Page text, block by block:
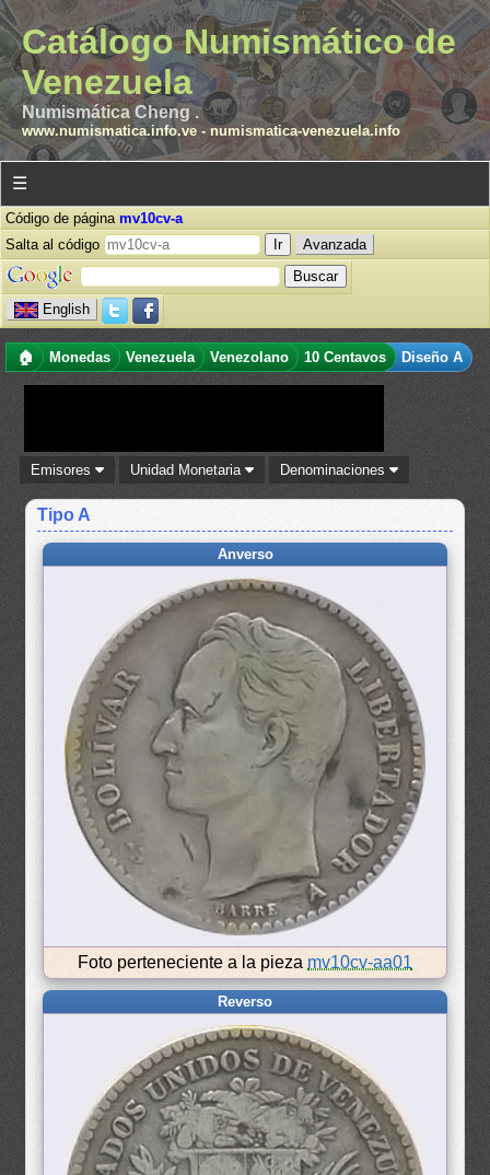
Catálogo Numismático de
Venezuela
Numismática Cheng .
www.numismatica.info.ve- numismatica-venezuela.info
☰
Código de página mv10cv-a
Salta al código
Avanzada
English
🏠 Monedas Venezuela Venezolano 10 Centavos Diseño A
Emisores Unidad Monetaria Denominaciones
Tipo A
Anverso
Foto perteneciente a la pieza mv10cv-aa01
Reverso